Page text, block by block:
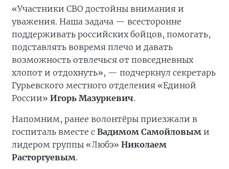
«Участники СВО достойны внимания и
уважения. Наша задача — всесторонне
поддерживать российских бойцов, помогать,
подставлять вовремя плечо и давать
возможность отвлечься от повседневных
хлопот и отдохнуть», — подчеркнул секретарь
Гурьевского местного отделения «Единой
России» Игорь Мазуркевич.
Напомним, ранее волонтёры приезжали в
госпиталь вместе с Вадимом Самойловым и
лидером группы «Любэ» Николаем
Расторгуевым.